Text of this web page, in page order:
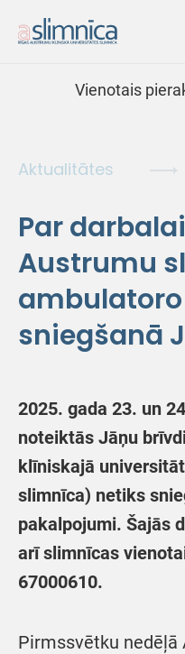
Vienotais
Aktualitātes
Par
Austrumu
sniegšanā
2025. gada 23. un
noteiktās Jāņu
klīniskajā
slimnīca) netiks
pakalpojumi. Šajās
arī slimnīcas
67000610.
Pirmssvētku